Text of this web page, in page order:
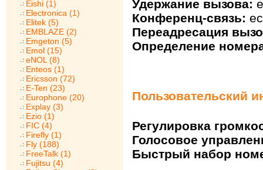
Eishi (1)
Electronica (1)
Elitek (5)
EMBLAZE (2)
Emgeton (5)
Emol (15)
eNOL (8)
Enteos (1)
Ericsson (72)
E-Ten (23)
Europhone (20)
Explay (3)
Ezio (1)
FIC (4)
Firefly (1)
Fly (188)
FreeTalk (1)
Fujitsu (4)
Удержание вызова:
Конференц-связь:
Переадресация
Определение
Пользовательский
Регулировка
Голосовое
Быстрый набор